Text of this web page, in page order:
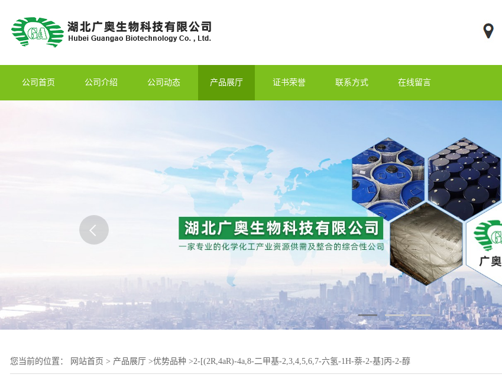
公司首页 公司介绍 公司动态 产品展厅 证书荣誉 联系方式 在线留言
您当前的位置： 网站首页 > 产品展厅 >优势品种 >2-[(2R,4aR)-4a,8-二甲基-2,3,4,5,6,7-六氢-1H-萘-2-基]丙-2-醇